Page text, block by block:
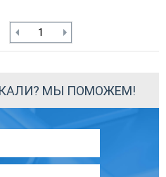
МЫ ПОМОЖЕМ!